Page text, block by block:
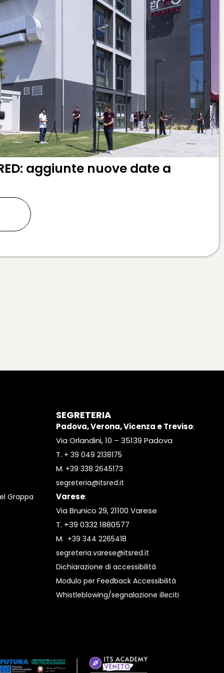
aggiunte nuove date a
Grappa
SEGRETERIA
Padova, Verona, Vicenza e Treviso:
Via Orlandini, 10 – 35139 Padova
T. + 39 049 2138175
M. +39 338 2645173
segreteria@itsred.it
Varese:
Via Brunico 29, 21100 Varese
T. +39 0332 1880577
M. +39 344 2265418
segreteria.varese@itsred.it
Dichiarazione di accessibilità
Modulo per Feedback Accessibilità
Whistleblowing/segnalazione illeciti